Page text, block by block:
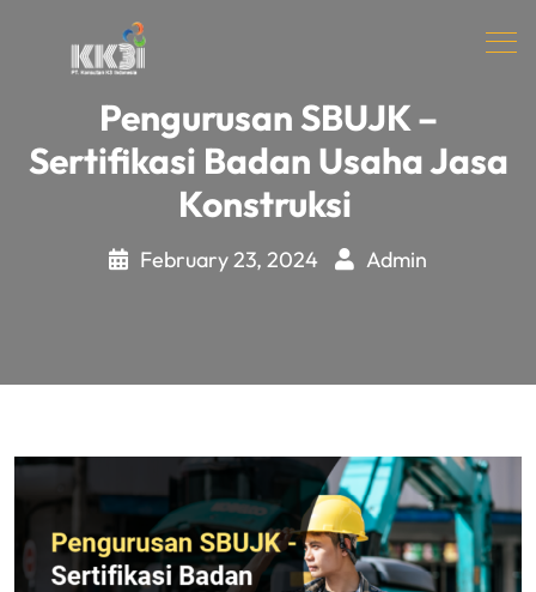
Pengurusan SBUJK –
Sertifikasi Badan Usaha Jasa
Konstruksi
February 23, 2024 Admin